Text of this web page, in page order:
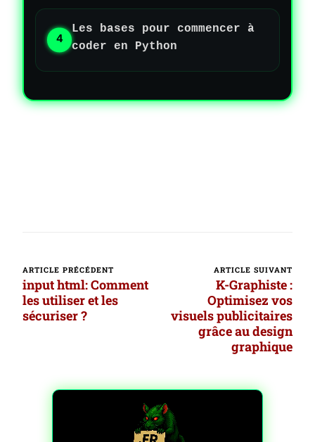
Les bases pour commencer à
coder en Python
Navigation
d’article
ARTICLE PRÉCÉDENT
input html: Comment
les utiliser et les
sécuriser ?
ARTICLE SUIVANT
K-Graphiste :
Optimisez vos
visuels publicitaires
grâce au design
graphique